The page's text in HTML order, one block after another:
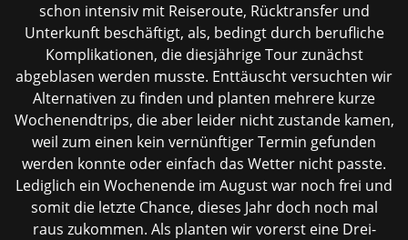
schon intensiv mit Reiseroute, Rücktransfer und
Unterkunft beschäftigt, als, bedingt durch berufliche
Komplikationen, die diesjährige Tour zunächst
abgeblasen werden musste. Enttäuscht versuchten wir
Alternativen zu finden und planten mehrere kurze
Wochenendtrips, die aber leider nicht zustande kamen,
weil zum einen kein vernünftiger Termin gefunden
werden konnte oder einfach das Wetter nicht passte.
Lediglich ein Wochenende im August war noch frei und
somit die letzte Chance, dieses Jahr doch noch mal
raus zukommen. Als planten wir vorerst eine Drei-